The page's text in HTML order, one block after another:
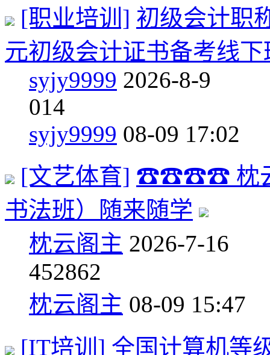
[职业培训] 初级会计职
元初级会计证书备考线下
syjy9999 2026-8-9
014
syjy9999 08-09 17:02
[文艺体育] ☎☎☎☎ 枕云
书法班）随来随学
枕云阁主 2026-7-16
452862
枕云阁主 08-09 15:47
[IT培训] 全国计算机等